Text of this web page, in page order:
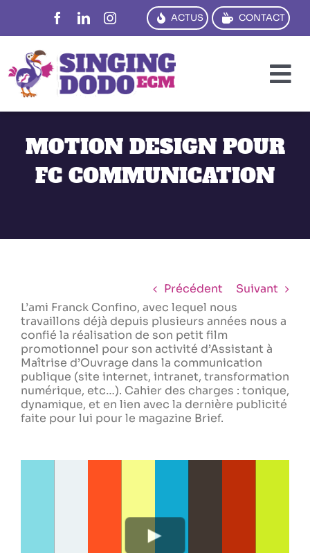
contenu
ACTUS CONTACT
CRÉER
RÉFS
MOTION DESIGN POUR
FC COMMUNICATION
Précédent
Suivant
L’ami Franck Confino, avec lequel nous
travaillons déjà depuis plusieurs années nous a
confié la réalisation de son petit film
promotionnel pour son activité d’Assistant à
Maîtrise d’Ouvrage dans la communication
publique (site internet, intranet, transformation
numérique, etc…). Cahier des charges : tonique,
dynamique, et en lien avec la dernière publicité
faite pour lui pour le magazine Brief.